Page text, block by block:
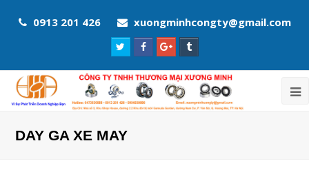
0913 201 426 xuongminhcongty@gmail.com
TwitterFacebook
Google
Profile
Tumblr
DAY GA XE MAY